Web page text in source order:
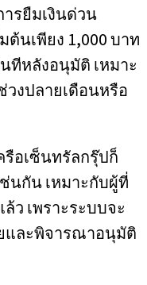
รยืมเงินด่วน
ต้นเพียง 1,000 บาท
ทีหลังอนุมัติ เหมาะ
งปลายเดือนหรือ
รือเซ็นทรัลกรุ๊ปก็
นกัน เหมาะกับผู้ที่
ว เพราะระบบจะ
และพิจารณาอนุมัติ